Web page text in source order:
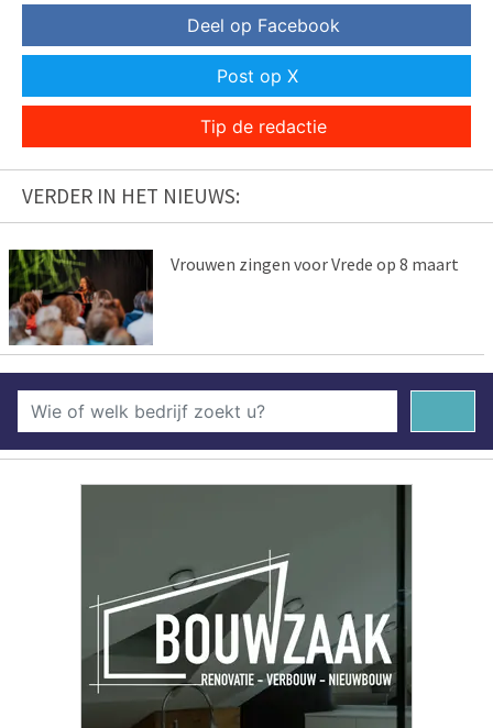
Deel op Facebook
Post op X
Tip de redactie
VERDER IN HET NIEUWS:
Vrouwen zingen voor Vrede op 8 maart